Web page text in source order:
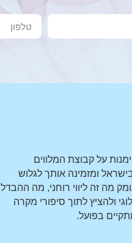
על קבוצת המלווים
ומזמינה אותך לגלוש
מה זה ליווי רוחני, מה ההבדל
ולהציץ לתוך סיפורי מקרה
בפועל.